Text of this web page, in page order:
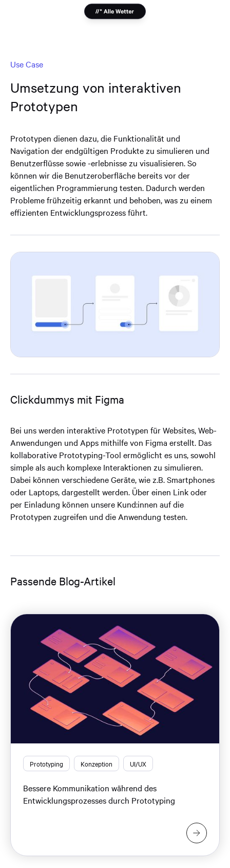
Use Case
Umsetzung von interaktiven
Prototypen
Prototypen dienen dazu, die Funktionalität und
Navigation der endgültigen Produkte zu simulieren und
Benutzerflüsse sowie -erlebnisse zu visualisieren. So
können wir die Benutzeroberfläche bereits vor der
eigentlichen Programmierung testen. Dadurch werden
Probleme frühzeitig erkannt und behoben, was zu einem
effizienten Entwicklungsprozess führt.
Clickdummys mit Figma
Bei uns werden interaktive Prototypen für Websites, Web-
Anwendungen und Apps mithilfe von Figma erstellt. Das
kollaborative Prototyping-Tool ermöglicht es uns, sowohl
simple als auch komplexe Interaktionen zu simulieren.
Dabei können verschiedene Geräte, wie z.B. Smartphones
oder Laptops, dargestellt werden. Über einen Link oder
per Einladung können unsere Kund:innen auf die
Prototypen zugreifen und die Anwendung testen.
Passende Blog-Artikel
Prototyping Konzeption UI/UX
Bessere Kommunikation während des
Entwicklungsprozesses durch Prototyping